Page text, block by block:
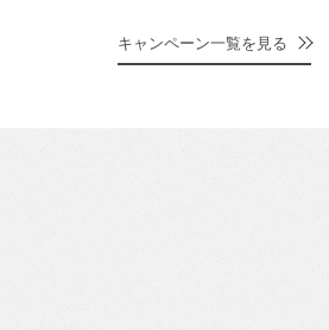
キャンペーン一覧を見る